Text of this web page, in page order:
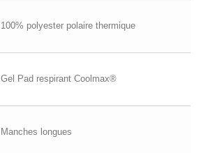
100% polyester polaire thermique
Gel Pad respirant Coolmax®
Manches longues